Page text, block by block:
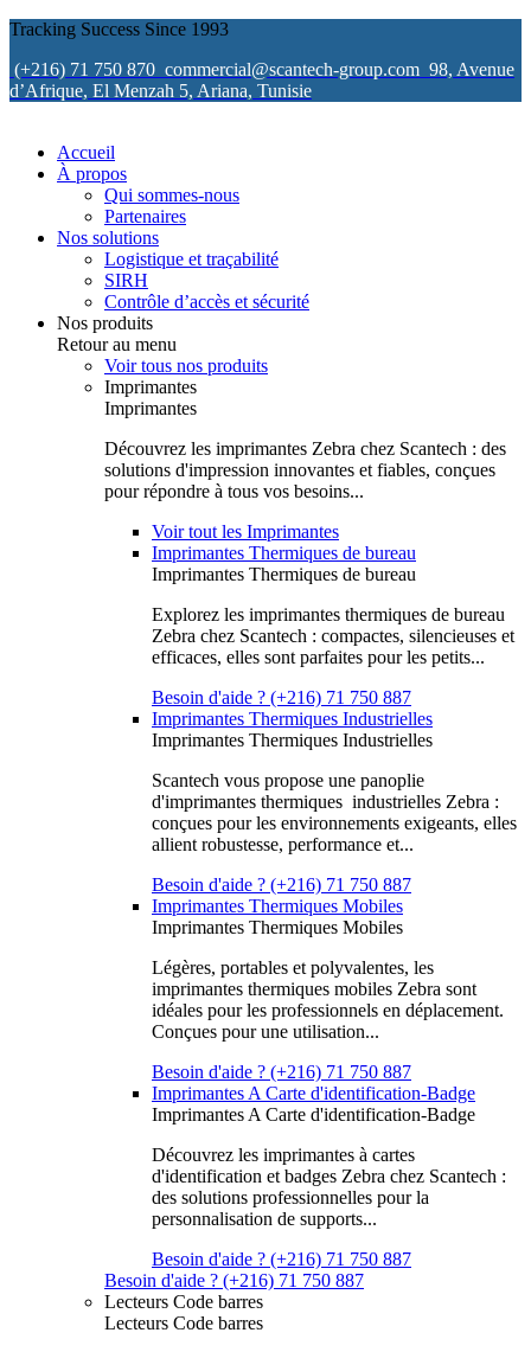
Tracking Success Since 1993
(+216) 71 750 870 commercial@scantech-group.com 98, Avenue
d’Afrique, El Menzah 5, Ariana, Tunisie
Accueil
À propos
Qui sommes-nous
Partenaires
Nos solutions
Logistique et traçabilité
SIRH
Contrôle d’accès et sécurité
Nos produits
Retour au menu
Voir tous nos produits
Imprimantes
Imprimantes
Découvrez les imprimantes Zebra chez Scantech : des
solutions d'impression innovantes et fiables, conçues
pour répondre à tous vos besoins...
Voir tout les Imprimantes
Imprimantes Thermiques de bureau
Imprimantes Thermiques de bureau
Explorez les imprimantes thermiques de bureau
Zebra chez Scantech : compactes, silencieuses et
efficaces, elles sont parfaites pour les petits...
Besoin d'aide ? (+216) 71 750 887
Imprimantes Thermiques Industrielles
Imprimantes Thermiques Industrielles
Scantech vous propose une panoplie
d'imprimantes thermiques industrielles Zebra :
conçues pour les environnements exigeants, elles
allient robustesse, performance et...
Besoin d'aide ? (+216) 71 750 887
Imprimantes Thermiques Mobiles
Imprimantes Thermiques Mobiles
Légères, portables et polyvalentes, les
imprimantes thermiques mobiles Zebra sont
idéales pour les professionnels en déplacement.
Conçues pour une utilisation...
Besoin d'aide ? (+216) 71 750 887
Imprimantes A Carte d'identification-Badge
Imprimantes A Carte d'identification-Badge
Découvrez les imprimantes à cartes
d'identification et badges Zebra chez Scantech :
des solutions professionnelles pour la
personnalisation de supports...
Besoin d'aide ? (+216) 71 750 887
Besoin d'aide ? (+216) 71 750 887
Lecteurs Code barres
Lecteurs Code barres